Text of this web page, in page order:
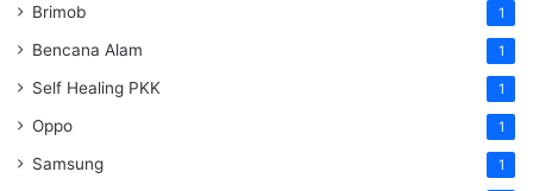
Brimob 1
Bencana Alam 1
Self Healing PKK 1
Oppo 1
Samsung 1